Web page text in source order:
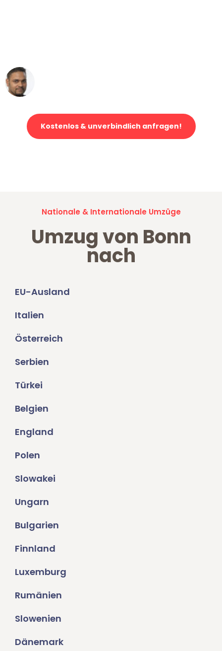
Kostenlos & unverbindlich anfragen!
Nationale & Internationale Umzüge
Umzug von Bonn
nach
EU-Ausland
Italien
Österreich
Serbien
Türkei
Belgien
England
Polen
Slowakei
Ungarn
Bulgarien
Finnland
Luxemburg
Rumänien
Slowenien
Dänemark